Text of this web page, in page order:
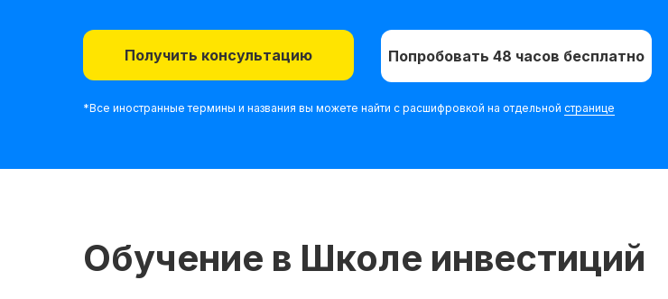
Попробовать 48 часов бесплатно
Получить консультацию
*Все иностранные термины и названия вы можете найти с расшифровкой на отдельной странице
Обучение в Школе инвестиций